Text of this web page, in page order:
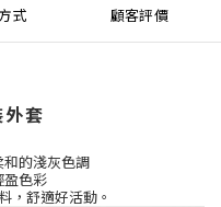
式 顧客評價
套
的淺灰色調
盈色彩
，舒適好活動。